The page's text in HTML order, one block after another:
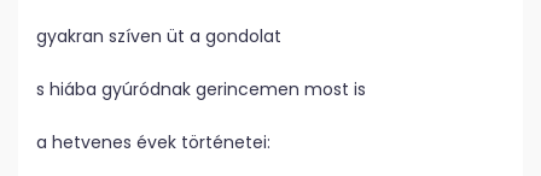
gyakran szíven üt a gondolat
s hiába gyúródnak gerincemen most is
a hetvenes évek történetei: